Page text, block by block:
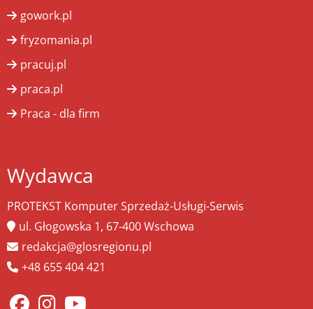
gowork.pl
fryzomania.pl
pracuj.pl
praca.pl
Praca - dla firm
Wydawca
PROTEKST Komputer Sprzedaż-Usługi-Serwis
ul. Głogowska 1, 67-400 Wschowa
redakcja@glosregionu.pl
+48 655 404 421